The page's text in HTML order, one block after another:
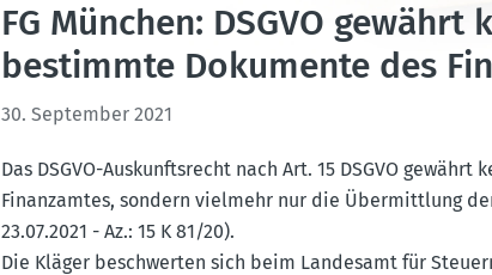
FG München: DSGVO
bestimmte Dokumente des
30. September 2021
Das DSGVO-Auskunfts­recht nach Art. 15 DSGVO
Finanz­amtes, sondern vielmehr nur die Übermittlung
23.07.2021 - Az.: 15 K 81/20).
Die Kläger beschwerten sich beim Landesamt für